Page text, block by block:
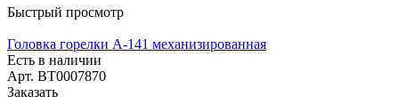
Быстрый просмотр
Головка горелки А-141 механизированная
Есть в наличии
Арт. BT0007870
Заказать